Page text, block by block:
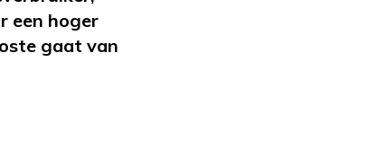
een hoger
gaat van